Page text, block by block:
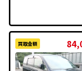
買取金額